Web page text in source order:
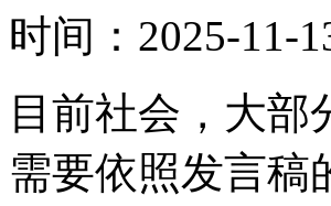
时间：2025-11-
目前社会，大
需要依照发言稿